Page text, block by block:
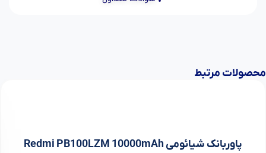
محصولات مرتبط
پاوربانک شیائومی Redmi PB100LZM 10000mAh